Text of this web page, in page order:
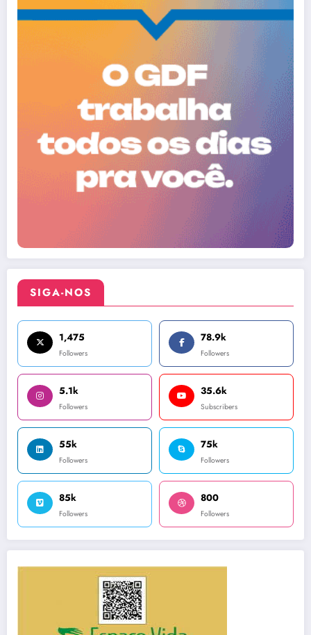
SIGA-NOS
1,475
Followers
78.9k
Followers
5.1k
Followers
35.6k
Subscribers
55k
Followers
75k
Followers
85k
Followers
800
Followers